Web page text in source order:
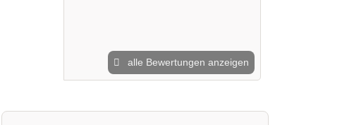
alle Bewertungen anzeigen